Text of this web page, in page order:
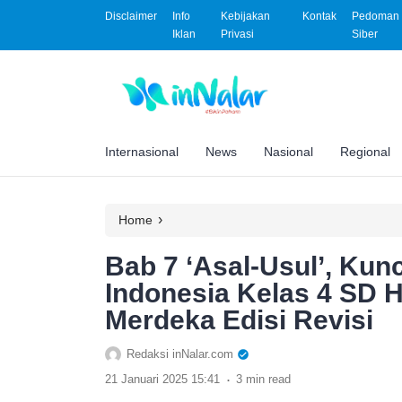
Disclaimer
Info
Iklan
Kebijakan
Privasi
Kontak
Siber
Internasional News Nasional Regional
Home ›
Bab 7 ‘Asal-Usul’,
Indonesia Kelas 4 SD
Merdeka Edisi Revisi
Redaksi inNalar.com
21 Januari 2025 15:41
. 3 min read